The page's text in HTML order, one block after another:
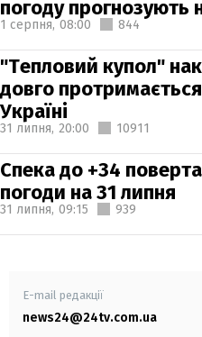
погоду прогнозують
1 серпня, 08:00 844
"Тепловий купол"
довго
Україні
31 липня, 20:00 10911
Спека до +34
погоди на 31 липня
31 липня, 09:15 939
E-mail редакції
news24@24tv.com.ua